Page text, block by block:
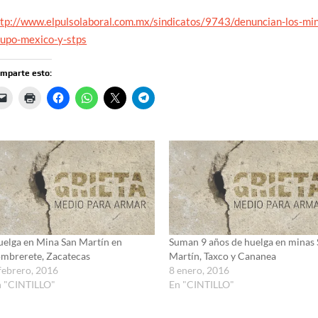
www.elpulsolaboral.com.mx/sindicatos/9743/denuncian-los-
mexico-y-stps
esto:
en Mina San Martín en
Zacatecas
2016
"CINTILLO"
Suman 9 años de huelga en minas
Martín, Taxco y Cananea
8 enero, 2016
En "CINTILLO"